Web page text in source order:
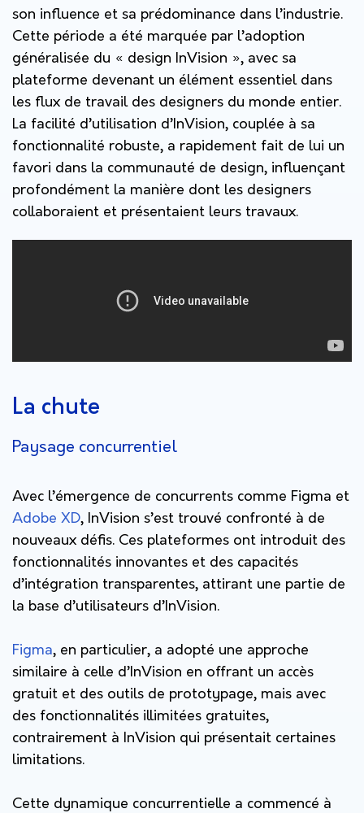
son influence et sa prédominance dans l’industrie.
Cette période a été marquée par l’adoption
généralisée du « design InVision », avec sa
plateforme devenant un élément essentiel dans
les flux de travail des designers du monde entier.
La facilité d’utilisation d’InVision, couplée à sa
fonctionnalité robuste, a rapidement fait de lui un
favori dans la communauté de design, influençant
profondément la manière dont les designers
collaboraient et présentaient leurs travaux.
La chute
Paysage concurrentiel
Avec l’émergence de concurrents comme Figma et
Adobe XD, InVision s’est trouvé confronté à de
nouveaux défis. Ces plateformes ont introduit des
fonctionnalités innovantes et des capacités
d’intégration transparentes, attirant une partie de
la base d’utilisateurs d’InVision.
Figma, en particulier, a adopté une approche
similaire à celle d’InVision en offrant un accès
gratuit et des outils de prototypage, mais avec
des fonctionnalités illimitées gratuites,
contrairement à InVision qui présentait certaines
limitations.
Cette dynamique concurrentielle a commencé à